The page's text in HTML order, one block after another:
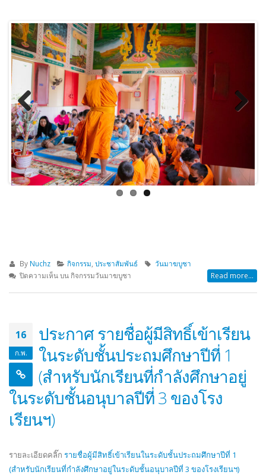
Previous
By Nuchz กิจกรรม ,ประชาสัมพันธ์
วันมาฆบูชา
ปิดความเห็นบน กิจกรรมวันมาฆบูชา Read more...
16
ก.พ.
ประกาศ รายชื่อผู้มีสิทธิ์เข้าเรียน
ในระดับชั้นประถมศึกษาปีที่ 1
(สำหรับนักเรียนที่กำลังศึกษาอยู่
ในระดับชั้นอนุบาลปีที่ 3 ของโรง
เรียนฯ)
รายละเอียดคลิ๊ก รายชื่อผู้มีสิทธิ์เข้าเรียนในระดับชั้นประถมศึกษาปีที่ 1
(สำหรับนักเรียนที่กำลังศึกษาอยู่ในระดับชั้นอนุบาลปีที่ 3 ของโรงเรียนฯ)